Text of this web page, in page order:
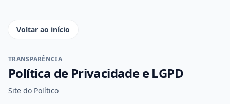
Voltar ao início
TRANSPARÊNCIA
Política de Privacidade e LGPD
Site do Político